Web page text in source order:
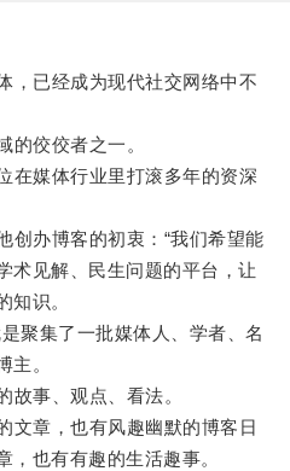
已经成为现代社交网络中不
佼佼者之一。
媒体行业里打滚多年的资深
办博客的初衷：“我们希望能
术见解、民生问题的平台，让
知识。
集了一批媒体人、学者、名
主。
事、观点、看法。
章，也有风趣幽默的博客日
，也有有趣的生活趣事。